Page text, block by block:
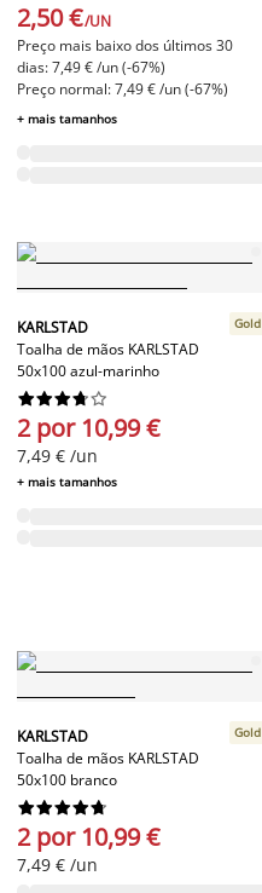
2,50 €/UN
Preço mais baixo dos últimos 30
dias: 7,49 € /un (-67%)
Preço normal: 7,49 € /un (-67%)
+ mais tamanhos
KARLSTAD
Toalha de mãos KARLSTAD
50x100 azul-marinho
Gold






2 por 10,99 €
7,49 € /un
+ mais tamanhos
KARLSTAD
Toalha de mãos KARLSTAD
50x100 branco
Gold






2 por 10,99 €
7,49 € /un